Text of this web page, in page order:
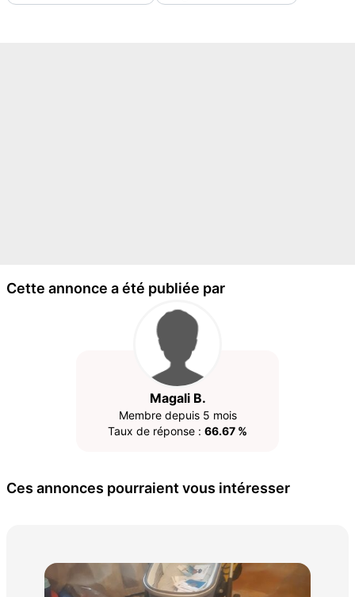
Cette annonce a été publiée par
Magali B.
Membre depuis 5 mois
Taux de réponse : 66.67 %
Ces annonces pourraient vous intéresser